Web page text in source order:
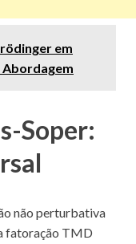
em
Soper:
não perturbativa
fatoração TMD